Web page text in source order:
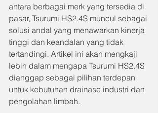
antara berbagai merk yang tersedia di
pasar, Tsurumi HS2.4S muncul sebagai
solusi andal yang menawarkan kinerja
tinggi dan keandalan yang tidak
tertandingi. Artikel ini akan mengkaji
lebih dalam mengapa Tsurumi HS2.4S
dianggap sebagai pilihan terdepan
untuk kebutuhan drainase industri dan
pengolahan limbah.